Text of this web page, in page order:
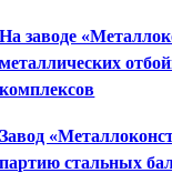
На заводе
металлических
комплексов
Завод
партию стальных